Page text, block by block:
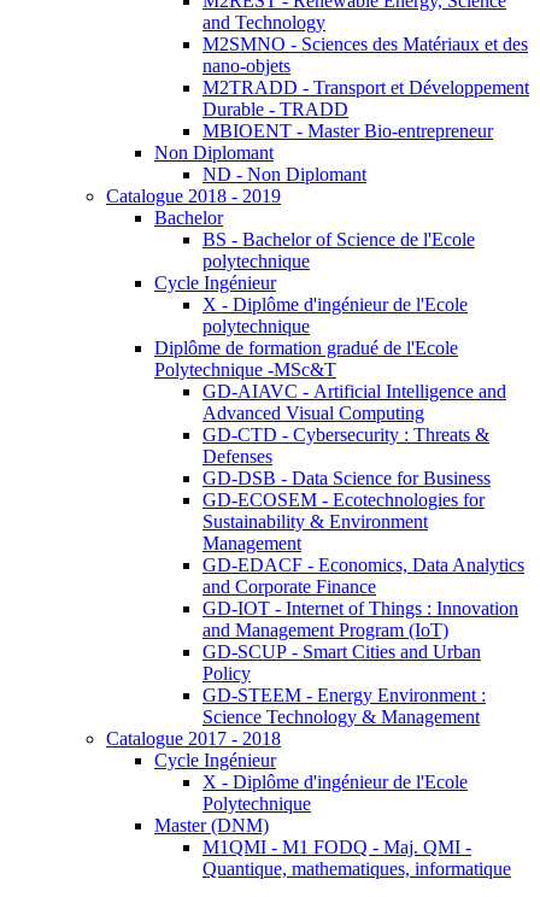
and Technology
M2SMNO - Sciences des Matériaux et des
nano-objets
M2TRADD - Transport et Développement
Durable - TRADD
MBIOENT - Master Bio-entrepreneur
Non Diplomant
ND - Non Diplomant
Catalogue 2018 - 2019
Bachelor
BS - Bachelor of Science de l'Ecole
polytechnique
Cycle Ingénieur
X - Diplôme d'ingénieur de l'Ecole
polytechnique
Diplôme de formation gradué de l'Ecole
Polytechnique -MSc&T
GD-AIAVC - Artificial Intelligence and
Advanced Visual Computing
GD-CTD - Cybersecurity : Threats &
Defenses
GD-DSB - Data Science for Business
GD-ECOSEM - Ecotechnologies for
Sustainability & Environment
Management
GD-EDACF - Economics, Data Analytics
and Corporate Finance
GD-IOT - Internet of Things : Innovation
and Management Program (IoT)
GD-SCUP - Smart Cities and Urban
Policy
GD-STEEM - Energy Environment :
Science Technology & Management
Catalogue 2017 - 2018
Cycle Ingénieur
X - Diplôme d'ingénieur de l'Ecole
Polytechnique
Master (DNM)
M1QMI - M1 FODQ - Maj. QMI -
Quantique, mathematiques, informatique